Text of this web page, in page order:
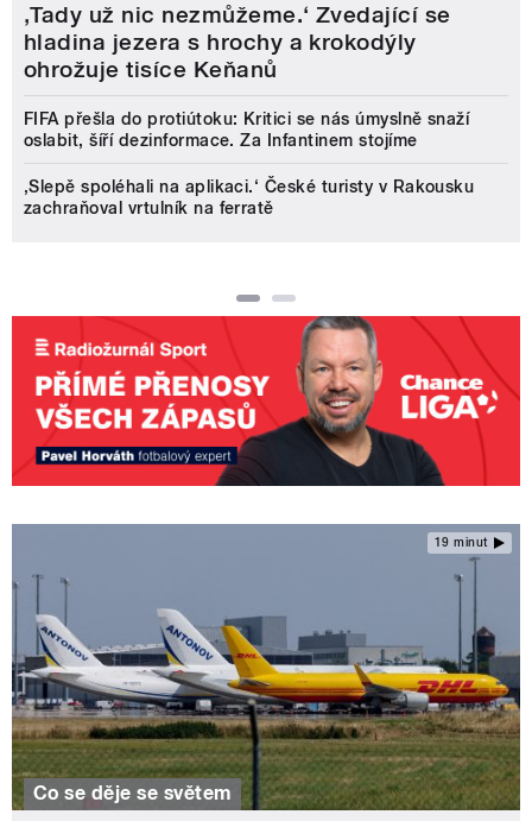
‚Tady už nic nezmůžeme.‘ Zvedající se
hladina jezera s hrochy a krokodýly
ohrožuje tisíce Keňanů
FIFA přešla do protiútoku: Kritici se nás úmyslně snaží
oslabit, šíří dezinformace. Za Infantinem stojíme
‚Slepě spoléhali na aplikaci.‘ České turisty v Rakousku
zachraňoval vrtulník na ferratě
19 minut
Co se děje se světem